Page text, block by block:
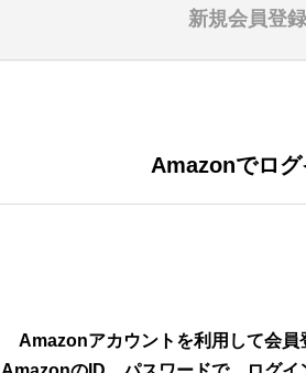
新規会員登録
Amazonでログ
Amazonアカウントを利用して会員